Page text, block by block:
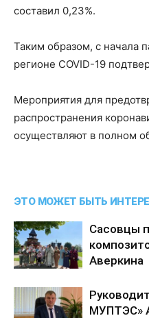
составил 0,23%.
Таким образом, с начала
регионе COVID-19
Мероприятия для
распространения
осуществляют в полном
ЭТО МОЖЕТ БЫТЬ
Сасовцы
Аверкина
МУПТЭС»